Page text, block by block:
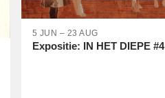
5 JUN – 23 AUG
Expositie: IN HET DIEPE #4